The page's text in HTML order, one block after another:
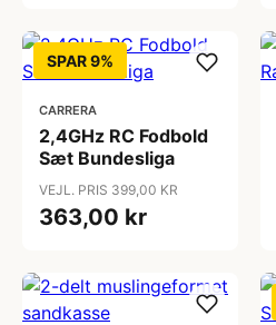
SPAR 9%
CARRERA
2,4GHz RC Fodbold
Sæt Bundesliga
VEJL. PRIS 399,00 KR
363,00 kr